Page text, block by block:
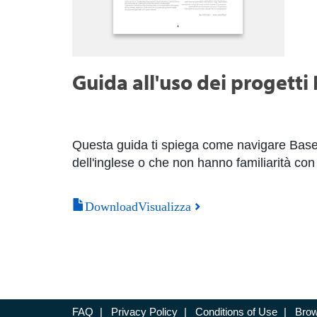
Guida all'uso dei progetti
Questa guida ti spiega come navigare
dell'inglese o che non hanno familiarità
DownloadVisualizza
FAQ | Privacy Policy | Conditions of Use |